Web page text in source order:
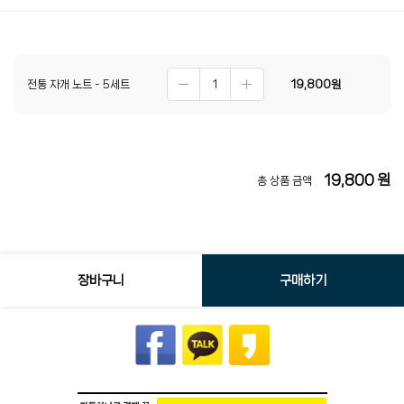
전통 자개 노트 - 5세트 19,800원
총 상품 금액 19,800원
장바구니 구매하기